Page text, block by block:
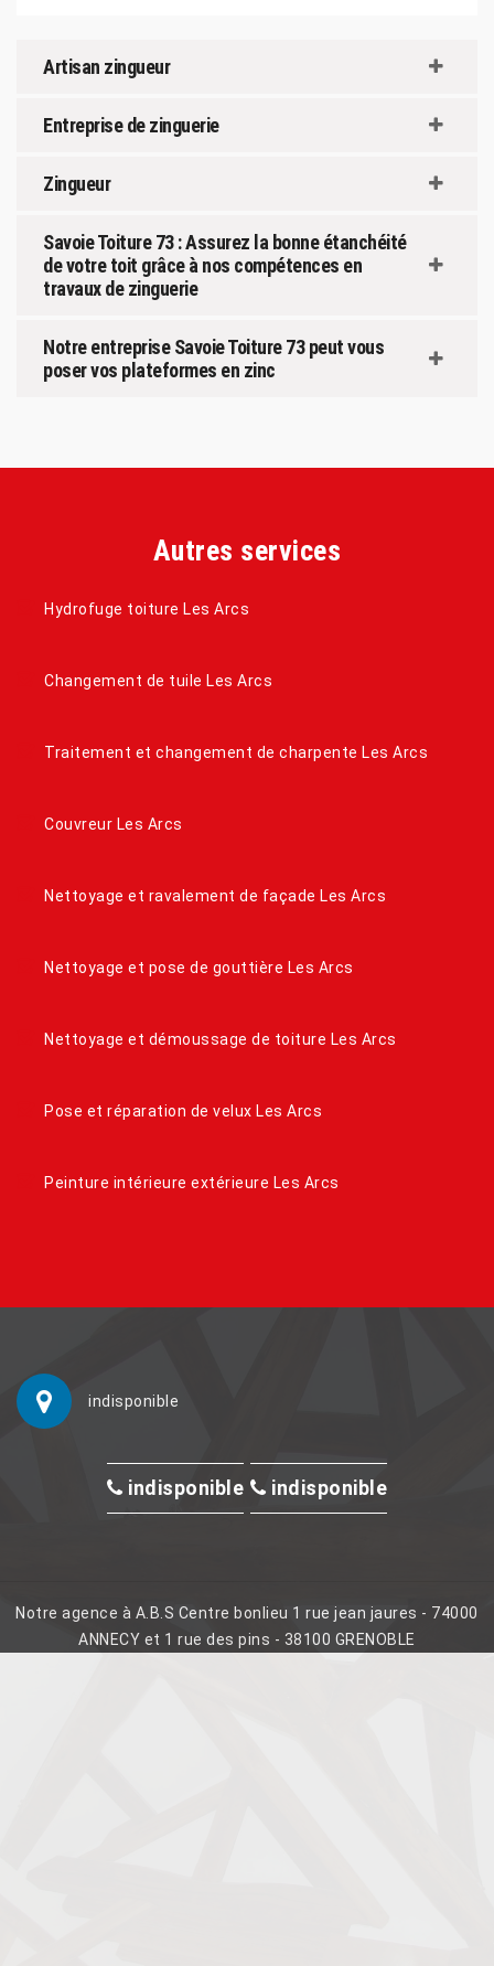
Artisan zingueur
Entreprise de zinguerie
Zingueur
Savoie Toiture 73 : Assurez la bonne étanchéité
de votre toit grâce à nos compétences en
travaux de zinguerie
Notre entreprise Savoie Toiture 73 peut vous
poser vos plateformes en zinc
Autres services
Hydrofuge toiture Les Arcs
Changement de tuile Les Arcs
Traitement et changement de charpente Les Arcs
Couvreur Les Arcs
Nettoyage et ravalement de façade Les Arcs
Nettoyage et pose de gouttière Les Arcs
Nettoyage et démoussage de toiture Les Arcs
Pose et réparation de velux Les Arcs
Peinture intérieure extérieure Les Arcs
indisponible
indisponible indisponible
Notre agence à A.B.S Centre bonlieu 1 rue jean jaures - 74000
ANNECY et 1 rue des pins - 38100 GRENOBLE